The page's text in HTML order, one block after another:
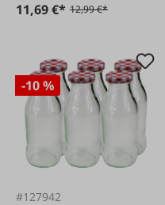
11,69 €* 12,99 €*
-10 %
#127942